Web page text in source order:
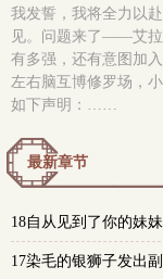
我发誓，我将全力以
见。问题来了——艾拉
有多强，还有意图加
左右脑互博修罗场，
如下声明：……
最新章节
18自从见到了你的妹
17染毛的银狮子发出